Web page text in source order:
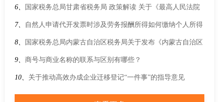
6、 国家税务总局甘肃省税务局 政策解读 关于《最高人民法院
关于企业破产程序中若干税费征管事项的公告》的解读
7、 自然人申请代开发票时涉及劳务报酬所得如何缴纳个人所得
税？
8、 国家税务总局内蒙古自治区税务局关于发布《内蒙古自治区
税务行政处罚裁量基准》的公告
9、 商号与商业名称的联系与区别有哪些？
10、 关于推动高效办成企业迁移登记“一件事”的指导意见